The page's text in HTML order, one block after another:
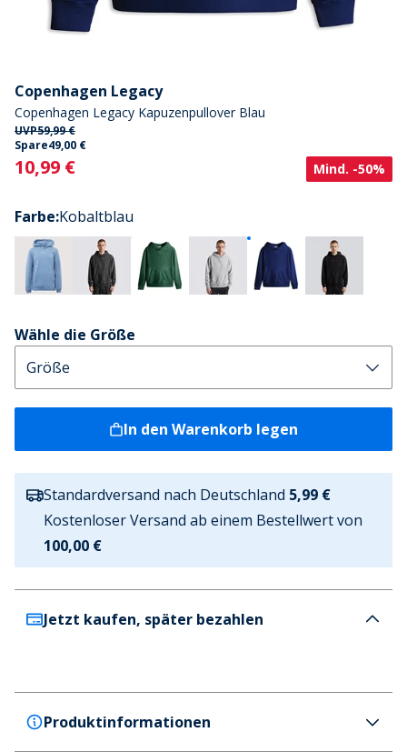
Copenhagen Legacy
Copenhagen Legacy Kapuzenpullover Blau
UVP59,99 €
Spare49,00 €
Current
10,99 € Mind. -50%
Farbe:Kobaltblau
Wähle die Größe
In den Warenkorb legen
Standardversand nach Deutschland 5,99 €
Kostenloser Versand ab einem Bestellwert von
100,00 €
Jetzt kaufen, später bezahlen
Produktinformationen